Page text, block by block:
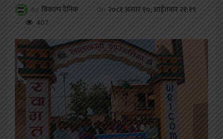
By विकल्प दैनिक On २०८१ असार १०, आईतवार २१:१९
407